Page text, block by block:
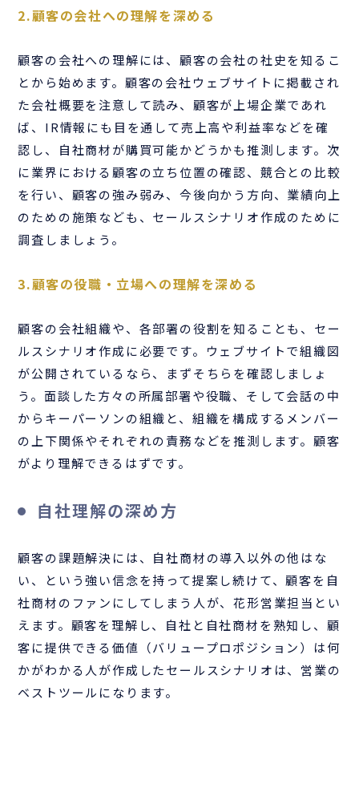
2.顧客の会社への理解を深める
顧客の会社への理解には、顧客の会社の社史を知るこ
とから始めます。顧客の会社ウェブサイトに掲載され
た会社概要を注意して読み、顧客が上場企業であれ
ば、IR情報にも目を通して売上高や利益率などを確
認し、自社商材が購買可能かどうかも推測します。次
に業界における顧客の立ち位置の確認、競合との比較
を行い、顧客の強み弱み、今後向かう方向、業績向上
のための施策なども、セールスシナリオ作成のために
調査しましょう。
3.顧客の役職・立場への理解を深める
顧客の会社組織や、各部署の役割を知ることも、セー
ルスシナリオ作成に必要です。ウェブサイトで組織図
が公開されているなら、まずそちらを確認しましょ
う。面談した方々の所属部署や役職、そして会話の中
からキーパーソンの組織と、組織を構成するメンバー
の上下関係やそれぞれの責務などを推測します。顧客
がより理解できるはずです。
自社理解の深め方
顧客の課題解決には、自社商材の導入以外の他はな
い、という強い信念を持って提案し続けて、顧客を自
社商材のファンにしてしまう人が、花形営業担当とい
えます。顧客を理解し、自社と自社商材を熟知し、顧
客に提供できる価値（バリュープロポジション）は何
かがわかる人が作成したセールスシナリオは、営業の
ベストツールになります。